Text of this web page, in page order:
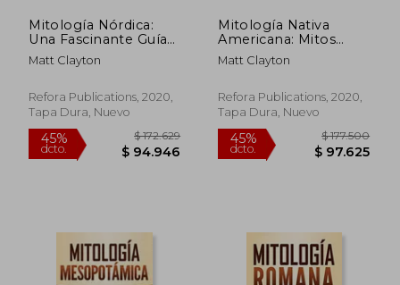
Mitología Nórdica:
Una Fascinante Guía
del Folclore Nórdico
que Incluye Cuentos
Sagas y Mitos de los
Dioses y Héroes
Matt Clayton
Refora Publications, 2020,
Tapa Dura, Nuevo
Mitología Nativa
Americana: Mitos
Fascinantes de los
Pueblos Indígenas de
Matt Clayton
Refora Publications, 2020,
Tapa Dura, Nuevo